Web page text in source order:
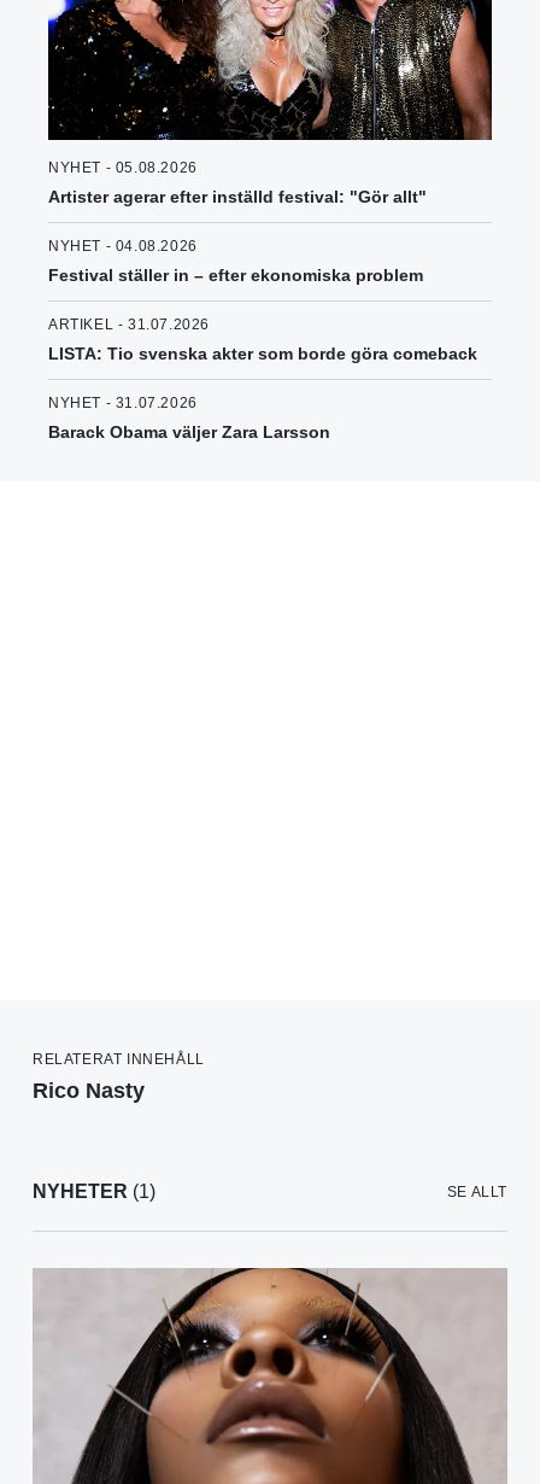
NYHET - 05.08.2026
Artister agerar efter inställd festival: "Gör allt"
NYHET - 04.08.2026
Festival ställer in – efter ekonomiska problem
ARTIKEL - 31.07.2026
LISTA: Tio svenska akter som borde göra comeback
NYHET - 31.07.2026
Barack Obama väljer Zara Larsson
RELATERAT INNEHÅLL
Rico Nasty
NYHETER (1) SE ALLT